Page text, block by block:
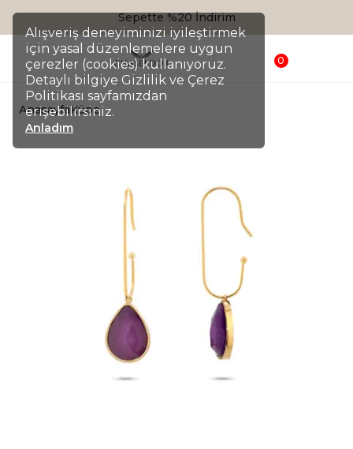
Alışveriş deneyiminizi iyileştirmek
için yasal düzenlemelere uygun
çerezler (cookies) kullanıyoruz.
Detaylı bilgiye Gizlilik ve Çerez
Politikası sayfamızdan
erişebilirsiniz.
Anladım
Sepette %20 İndirim
0
AnasayfaKüpe